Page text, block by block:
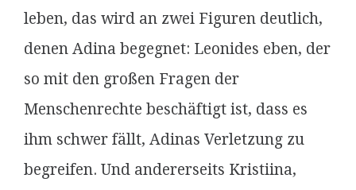
leben, das wird an zwei Figuren deutlich,
denen Adina begegnet: Leonides eben, der
so mit den großen Fragen der
Menschenrechte beschäftigt ist, dass es
ihm schwer fällt, Adinas Verletzung zu
begreifen. Und andererseits Kristiina,